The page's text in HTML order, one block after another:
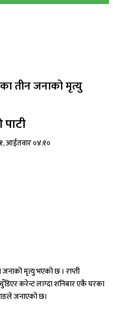
तीन जनाको मृत्यु
पाटी
आईतवार ०४:१०
मृत्यु भएको छ । राप्ती
करेन्ट लाग्दा शनिबार एकै घरका
जनाएको छ।